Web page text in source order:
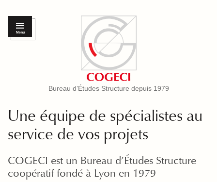
Menu
Bureau d’Études Structure depuis 1979
Une équipe de spécialistes au
service de vos projets
COGECI est un Bureau d’Études Structure
coopératif fondé à Lyon en 1979